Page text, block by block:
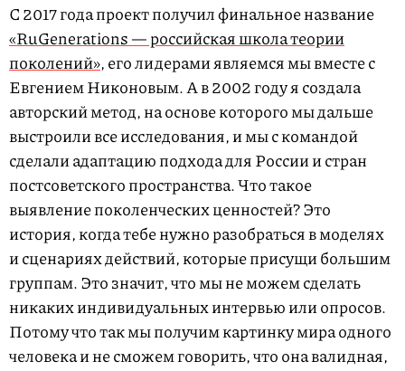
С 2017 года проект получил финальное название
«RuGenerations — российская школа теории
поколений», его лидерами являемся мы вместе с
Евгением Никоновым. А в 2002 году я создала
авторский метод, на основе которого мы дальше
выстроили все исследования, и мы с командой
сделали адаптацию подхода для России и стран
постсоветского пространства. Что такое
выявление поколенческих ценностей? Это
история, когда тебе нужно разобраться в моделях
и сценариях действий, которые присущи большим
группам. Это значит, что мы не можем сделать
никаких индивидуальных интервью или опросов.
Потому что так мы получим картинку мира одного
человека и не сможем говорить, что она валидная,